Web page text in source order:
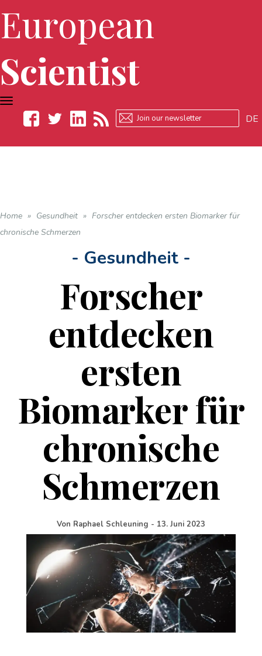
European
Scientist
DE
TOGGLE
NAVIGATION
Home » Gesundheit » Forscher entdecken ersten Biomarker für
chronische Schmerzen
- Gesundheit -
Forscher
entdecken
ersten
Biomarker für
chronische
Schmerzen
Von Raphael Schleuning - 13. Juni 2023